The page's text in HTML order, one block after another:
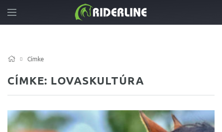
Címke
CÍMKE: LOVASKULTÚRA